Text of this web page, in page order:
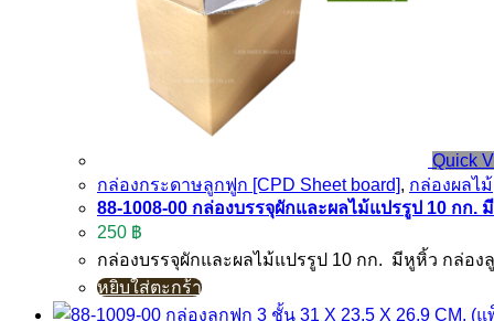
Quick
กล่องกระดาษลูกฟูก [CPD Sheet board], กล่องผลไม้
88-1008-00 กล่องบรรจุผักและผลไม้แปรรูป 10 กก.
250 ฿
กล่องบรรจุผักและผลไม้แปรรูป 10 กก. มีหูหิ้ว กล่อ
หยิบใส่ตะกร้า